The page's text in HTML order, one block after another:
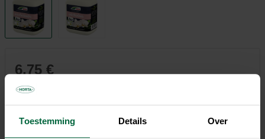
Toestemming Details Over
6,75 €